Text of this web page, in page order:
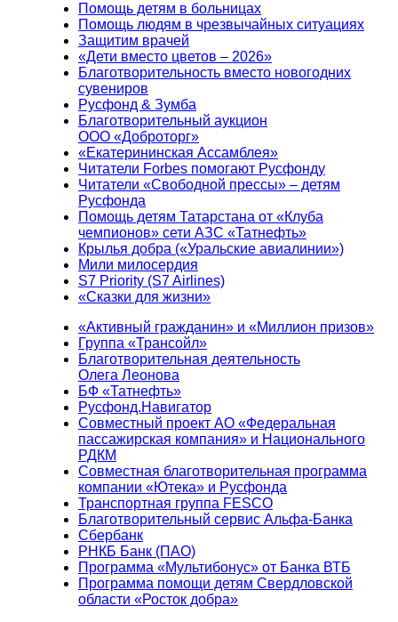
Помощь детям в больницах
Помощь людям в чрезвычайных ситуациях
Защитим врачей
«Дети вместо цветов – 2026»
Благотворительность вместо новогодних
сувениров
Русфонд & Зумба
Благотворительный аукцион
ООО «Доброторг»
«Екатерининская Ассамблея»
Читатели Forbes помогают Русфонду
Читатели «Свободной прессы» – детям
Русфонда
Помощь детям Татарстана от «Клуба
чемпионов» сети АЗС «Татнефть»
Крылья добра («Уральские авиалинии»)
Мили милосердия
S7 Priority (S7 Airlines)
«Сказки для жизни»
«Активный гражданин» и «Миллион призов»
Группа «Трансойл»
Благотворительная деятельность
Олега Леонова
БФ «Татнефть»
Русфонд.Навигатор
Совместный проект АО «Федеральная
пассажирская компания» и Национального
РДКМ
Совместная благотворительная программа
компании «Ютека» и Русфонда
Транспортная группа FESCO
Благотворительный сервис Альфа-Банка
Сбербанк
РНКБ Банк (ПАО)
Программа «Мультибонус» от Банка ВТБ
Программа помощи детям Свердловской
области «Росток добра»